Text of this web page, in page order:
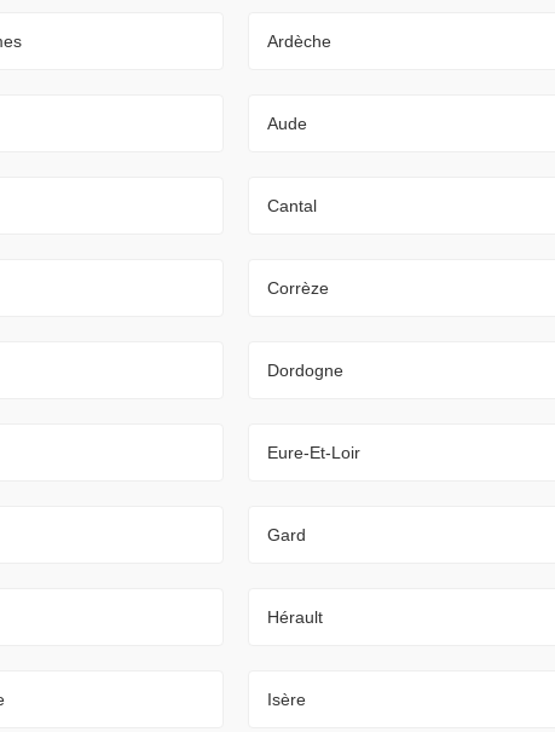
Ardèche
Aude
Cantal
Corrèze
Dordogne
Eure-Et-Loir
Gard
Hérault
Isère